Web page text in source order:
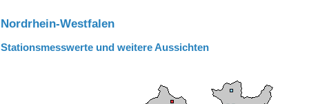
Nordrhein-Westfalen
Stationsmesswerte und weitere Aussichten